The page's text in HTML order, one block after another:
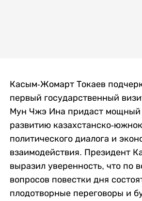
Касым-Жомарт Токаев
первый государственный
Мун Чжэ Ина придаст мощный
развитию казахстанско-
политического диалога и
взаимодействия. Президент
выразил уверенность, что по
вопросов повестки дня
плодотворные переговоры и